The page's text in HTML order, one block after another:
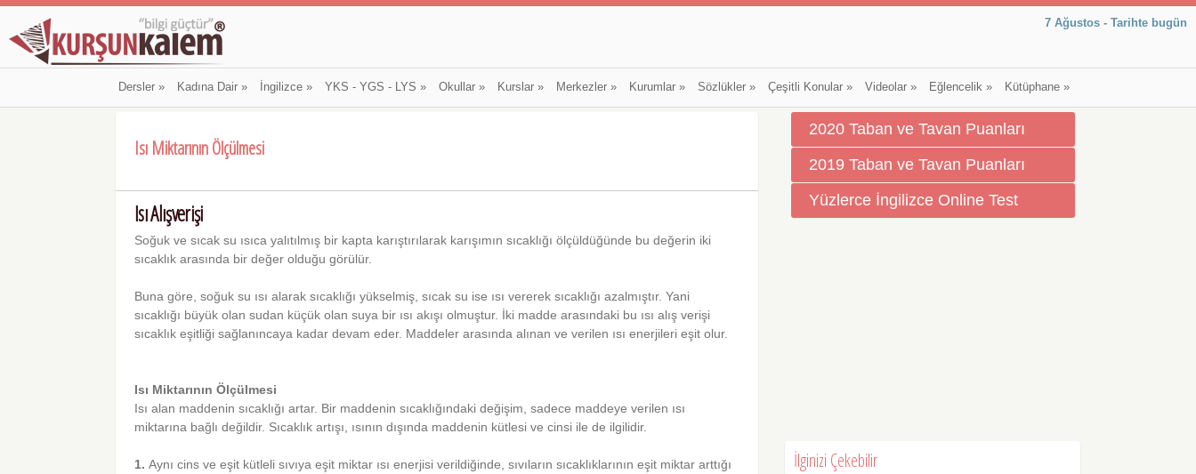
7 Ağustos - Tarihte bugün
Dersler» Kadına Dair» İngilizce» YKS - YGS - LYS » Okullar» Kurslar» Merkezler» Kurumlar» Sözlükler» Çeşitli Konular» Videolar» Eğlencelik» Kütüphane»
Isı Miktarının Ölçülmesi
Isı Alışverişi
Soğuk ve sıcak su ısıca yalıtılmış bir kapta karıştırılarak karışımın sıcaklığı ölçüldüğünde bu değerin iki
sıcaklık arasında bir değer olduğu görülür.
Buna göre, soğuk su ısı alarak sıcaklığı yükselmiş, sıcak su ise ısı vererek sıcaklığı azalmıştır. Yani
sıcaklığı büyük olan sudan küçük olan suya bir ısı akışı olmuştur. İki madde arasındaki bu ısı alış verişi
sıcaklık eşitliği sağlanıncaya kadar devam eder. Maddeler arasında alınan ve verilen ısı enerjileri eşit olur.
Isı Miktarının Ölçülmesi
Isı alan maddenin sıcaklığı artar. Bir maddenin sıcaklığındaki değişim, sadece maddeye verilen ısı
miktarına bağlı değildir. Sıcaklık artışı, ısının dışında maddenin kütlesi ve cinsi ile de ilgilidir.
1.Aynı cins ve eşit kütleli sıvıya eşit miktar ısı enerjisi verildiğinde, sıvıların sıcaklıklarının eşit miktar arttığı
2020 Taban ve Tavan Puanları
2019 Taban ve Tavan Puanları
Yüzlerce İngilizce Online Test
İlginizi Çekebilir